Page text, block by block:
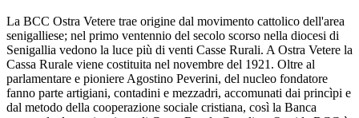
La BCC Ostra Vetere trae origine dal movimento cattolico dell'area
senigalliese; nel primo ventennio del secolo scorso nella diocesi di
Senigallia vedono la luce più di venti Casse Rurali. A Ostra Vetere la
Cassa Rurale viene costituita nel novembre del 1921. Oltre al
parlamentare e pioniere Agostino Peverini, del nucleo fondatore
fanno parte artigiani, contadini e mezzadri, accomunati dai princìpi e
dal metodo della cooperazione sociale cristiana, così la Banca